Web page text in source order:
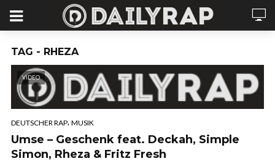
TAG - RHEZA
VIDEO
DEUTSCHER RAP, MUSIK
Umse – Geschenk feat. Deckah, Simple
Simon, Rheza & Fritz Fresh